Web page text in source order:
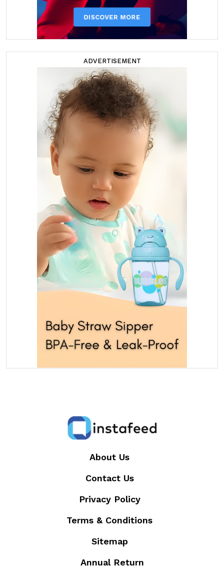
ADVERTISEMENT
About Us
Contact Us
Privacy Policy
Terms & Conditions
Sitemap
Annual Return